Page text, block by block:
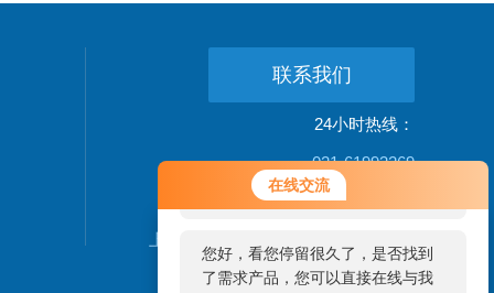
在线交流
您好！欢迎前来咨询，很高兴为您
服务，请问您要咨询什么问题呢？
您好，看您停留很久了，是否找到
了需求产品，您可以直接在线与我
联系我们
24小时热线：
021-61993269
公司地址：